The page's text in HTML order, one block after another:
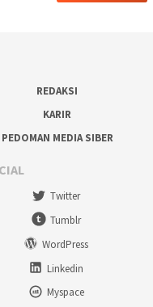
REDAKSI
KARIR
PEDOMAN MEDIA SIBER
Twitter
Tumblr
WordPress
Linkedin
Myspace